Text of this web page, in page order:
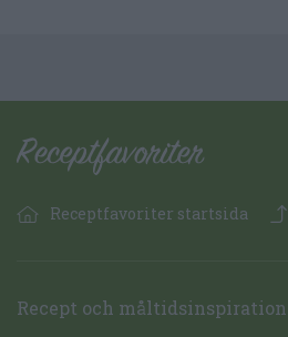
Receptfavoriter startsida
Recept och måltidsinspiration